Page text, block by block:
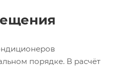
порядке. В расчёт